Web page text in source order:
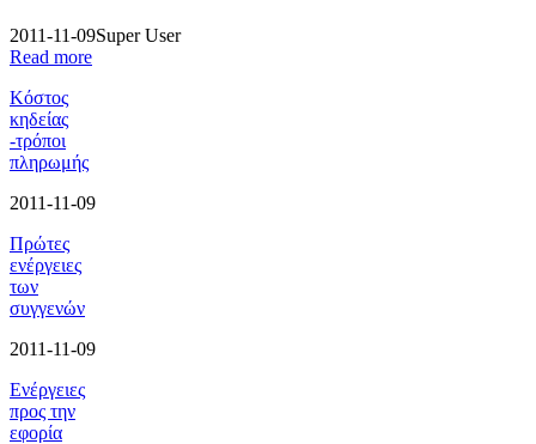
2011-11-09Super User
Read more
Κόστος
κηδείας
-τρόποι
πληρωμής
2011-11-09
Πρώτες
ενέργειες
των
συγγενών
2011-11-09
Ενέργειες
προς την
εφορία